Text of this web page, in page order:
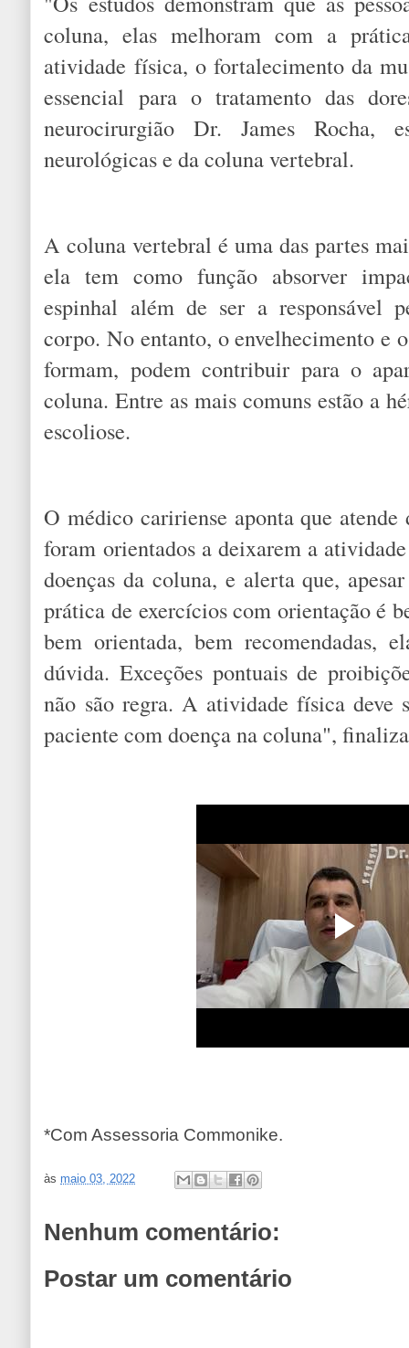
coluna, elas melhoram com a
atividade física, o fortalecimento da
essencial para o tratamento das
neurocirurgião Dr. James Rocha,
neurológicas e da coluna vertebral.
A coluna vertebral é uma das partes
ela tem como função absorver
espinhal além de ser a responsável
corpo. No entanto, o envelhecimento e
formam, podem contribuir para o
coluna. Entre as mais comuns estão a
escoliose.
O médico caririense aponta que
foram orientados a deixarem a
doenças da coluna, e alerta que,
prática de exercícios com orientação é
bem orientada, bem recomendadas,
dúvida. Exceções pontuais de
não são regra. A atividade física deve
paciente com doença na coluna",
*Com Assessoria Commonike.
às maio 03, 2022
Nenhum comentário:
Postar um comentário